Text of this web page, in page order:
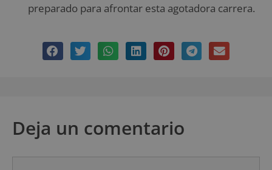
preparado para afrontar esta agotadora carrera.
Deja un comentario